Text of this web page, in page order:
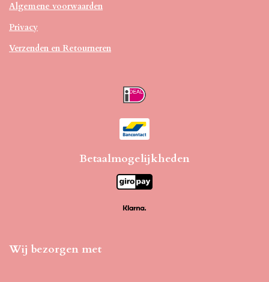
Algemene voorwaarden
Privacy
Verzenden en Retourneren
Betaalmogelijkheden
Wij bezorgen met